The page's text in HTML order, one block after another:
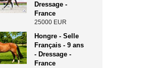
Dressage -
France
25000 EUR
Hongre - Selle
Français - 9 ans
- Dressage -
France